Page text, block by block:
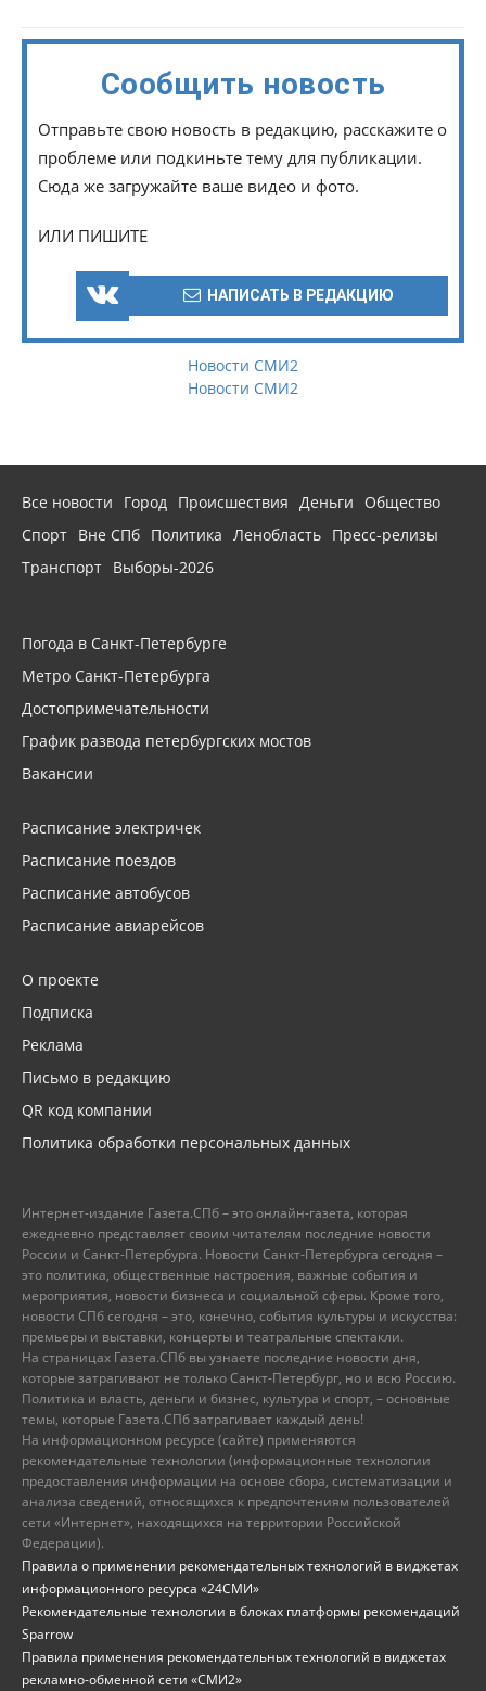
Сообщить новость
Отправьте свою новость в редакцию, расскажите о
проблеме или подкиньте тему для публикации.
Сюда же загружайте ваше видео и фото.
ИЛИ ПИШИТЕ
НАПИСАТЬ В РЕДАКЦИЮ
Новости СМИ2
Новости СМИ2
Все новости Город Происшествия Деньги
Общество
Спорт Вне СПб Политика Ленобласть Пресс-релизы
Транспорт Выборы-2026
Погода в Санкт-Петербурге
Метро Санкт-Петербурга
Достопримечательности
График развода петербургских мостов
Вакансии
Расписание электричек
Расписание поездов
Расписание автобусов
Расписание авиарейсов
О проекте
Подписка
Реклама
Письмо в редакцию
QR код компании
Политика обработки персональных данных
Интернет-издание Газета.СПб – это онлайн-газета, которая
ежедневно представляет своим читателям последние новости
России и Санкт-Петербурга. Новости Санкт-Петербурга сегодня –
это политика, общественные настроения, важные события и
мероприятия, новости бизнеса и социальной сферы. Кроме того,
новости СПб сегодня – это, конечно, события культуры и искусства:
премьеры и выставки, концерты и театральные спектакли.
На страницах Газета.СПб вы узнаете последние новости дня,
которые затрагивают не только Санкт-Петербург, но и всю Россию.
Политика и власть, деньги и бизнес, культура и спорт, – основные
темы, которые Газета.СПб затрагивает каждый день!
На информационном ресурсе (сайте) применяются
рекомендательные технологии (информационные технологии
предоставления информации на основе сбора, систематизации и
анализа сведений, относящихся к предпочтениям пользователей
сети «Интернет», находящихся на территории Российской
Федерации).
Правила о применении рекомендательных технологий в виджетах
информационного ресурса «24СМИ»
Рекомендательные технологии в блоках платформы рекомендаций
Sparrow
Правила применения рекомендательных технологий в виджетах
рекламно-обменной сети «СМИ2»